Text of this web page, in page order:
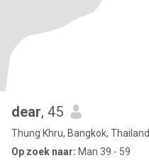
dear, 45
Thung Khru, Bangkok, Thailand
Op zoek naar: Man 39 - 59